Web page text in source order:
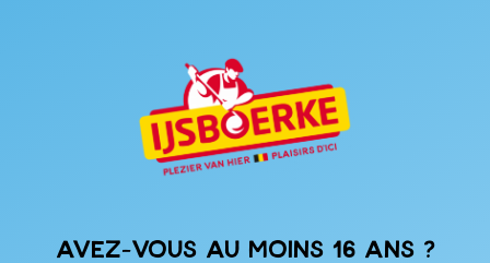
Avez-vous au moins 16 ans ?